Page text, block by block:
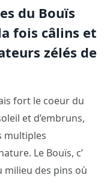
du Bouïs
fois câlins et
zélés de
fort le coeur du
et d’embruns,
multiples
Le Bouïs, c’
milieu des pins où